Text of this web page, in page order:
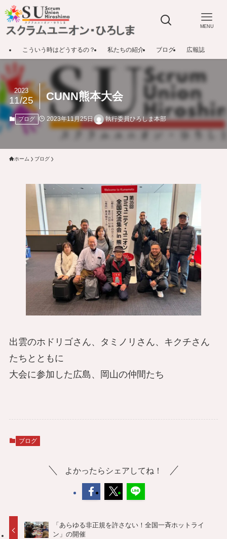
MENU
こういう時はどうするの？ 私たちの紹介 ブログ 広報誌
CUNN熊本大会
2023
11/25
ブログ 2023年11月25日 執行委員ひろしま本部
ホーム ブログ
出雲のホドリゴさん、タミノリさん、キクチさん
たちとともに
大会に参加した広島、岡山の仲間たち
ブログ
よかったらシェアしてね！
「あらゆる非正規を許さない！全国一斉ホットライ
ン」の開催